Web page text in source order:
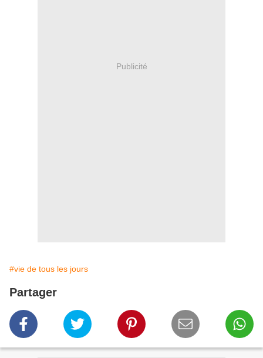
Publicité
#vie de tous les jours
Partager